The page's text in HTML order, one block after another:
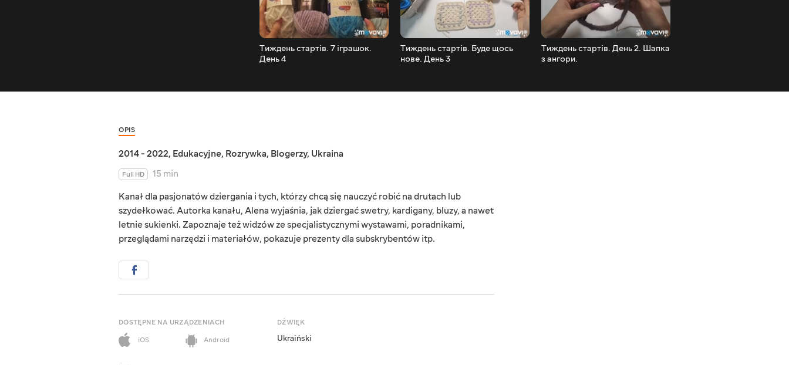
Тиждень стартів. 7 іграшок.
День 4
Тиждень стартів. Буде щось
нове. День 3
Тиждень стартів. День 2. Шапка
з ангори.
OPIS
2014 - 2022, Edukacyjne, Rozrywka, Blogerzy, Ukraina
Full HD
15 min
Kanał dla pasjonatów dziergania i tych, którzy chcą się nauczyć robić na drutach lub
szydełkować. Autorka kanału, Alena wyjaśnia, jak dziergać swetry, kardigany, bluzy, a nawet
letnie sukienki. Zapoznaje też widzów ze specjalistycznymi wystawami, poradnikami,
przeglądami narzędzi i materiałów, pokazuje prezenty dla subskrybentów itp.
DOSTĘPNE NA URZĄDZENIACH
iOS
Android
DŹWIĘK
Ukraiński